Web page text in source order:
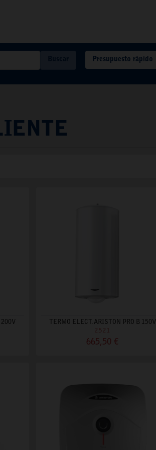
Presupuesto rápido
200V TERMO ELECT. ARISTON PRO B 150V
2521
665,50 €